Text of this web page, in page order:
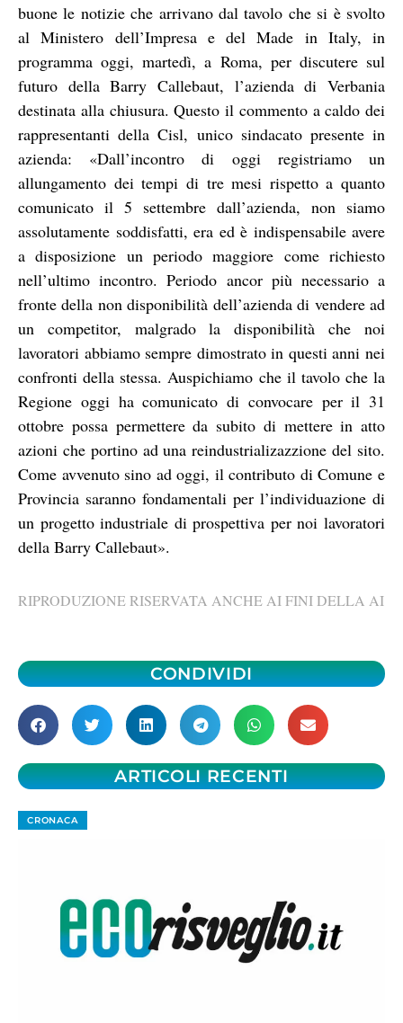
buone le notizie che arrivano dal tavolo che si è svolto
al Ministero dell’Impresa e del Made in Italy, in
programma oggi, martedì, a Roma, per discutere sul
futuro della Barry Callebaut, l’azienda di Verbania
destinata alla chiusura. Questo il commento a caldo dei
rappresentanti della Cisl, unico sindacato presente in
azienda: «Dall’incontro di oggi registriamo un
allungamento dei tempi di tre mesi rispetto a quanto
comunicato il 5 settembre dall’azienda, non siamo
assolutamente soddisfatti, era ed è indispensabile avere
a disposizione un periodo maggiore come richiesto
nell’ultimo incontro. Periodo ancor più necessario a
fronte della non disponibilità dell’azienda di vendere ad
un competitor, malgrado la disponibilità che noi
lavoratori abbiamo sempre dimostrato in questi anni nei
confronti della stessa. Auspichiamo che il tavolo che la
Regione oggi ha comunicato di convocare per il 31
ottobre possa permettere da subito di mettere in atto
azioni che portino ad una reindustrializazzione del sito.
Come avvenuto sino ad oggi, il contributo di Comune e
Provincia saranno fondamentali per l’individuazione di
un progetto industriale di prospettiva per noi lavoratori
della Barry Callebaut».
RIPRODUZIONE RISERVATA ANCHE AI FINI DELLA AI
CONDIVIDI
ARTICOLI RECENTI
CRONACA